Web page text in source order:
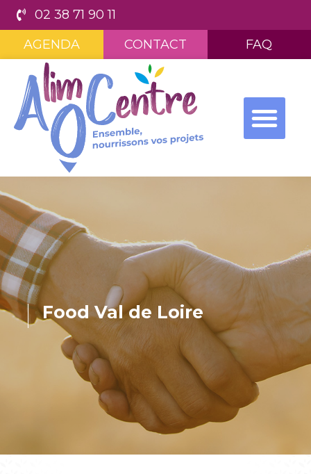
02 38 71 90 11
AGENDA
CONTACT FAQ
Food Val de Loire